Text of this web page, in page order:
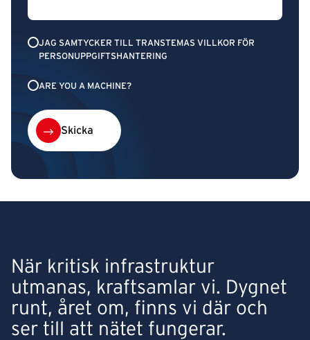
JAG SAMTYCKER TILL TRANSTEMAS VILLKOR FÖR
PERSONUPPGIFTSHANTERING
ARE YOU A MACHINE?
Skicka
När kritisk infrastruktur
utmanas, kraftsamlar vi. Dygnet
runt, året om, finns vi där och
ser till att nätet fungerar.